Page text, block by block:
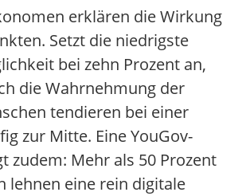
erklären die Wirkung
Setzt die niedrigste
bei zehn Prozent an,
die Wahrnehmung der
tendieren bei einer
zur Mitte. Eine YouGov-
zudem: Mehr als 50 Prozent
lehnen eine rein digitale